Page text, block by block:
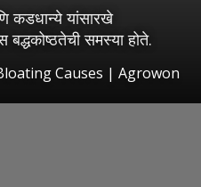
कडधान्ये यांसारखे
समस्या होते.
Causes | Agrowon